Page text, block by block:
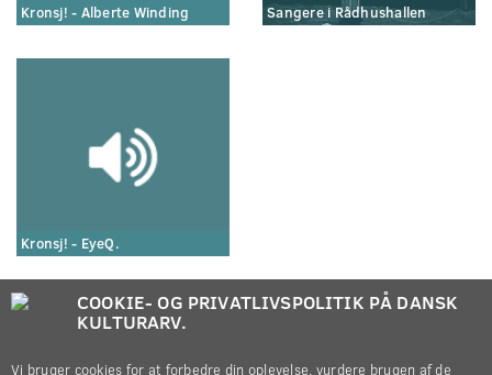
Kronsj! - Alberte Winding Sangere i Rådhushallen
Kronsj! - EyeQ.
COOKIE- OG PRIVATLIVSPOLITIK PÅ DANSK
KULTURARV.
Vi bruger cookies for at forbedre din oplevelse, vurdere brugen af de